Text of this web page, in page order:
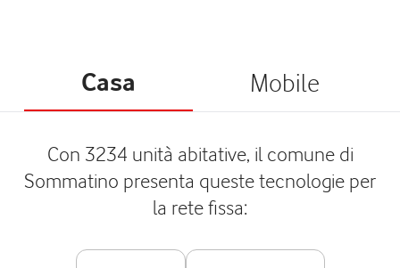
Casa Mobile
Con 3234 unità abitative, il comune di
Sommatino presenta queste tecnologie per
la rete fissa: